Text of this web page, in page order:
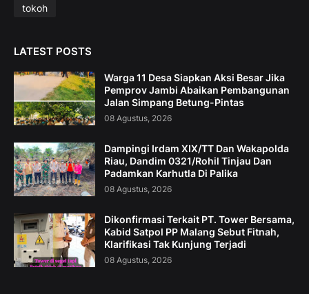
tokoh
LATEST POSTS
Warga 11 Desa Siapkan Aksi Besar Jika
Pemprov Jambi Abaikan Pembangunan
Jalan Simpang Betung-Pintas
08 Agustus, 2026
Dampingi Irdam XIX/TT Dan Wakapolda
Riau, Dandim 0321/Rohil Tinjau Dan
Padamkan Karhutla Di Palika
08 Agustus, 2026
Dikonfirmasi Terkait PT. Tower Bersama,
Kabid Satpol PP Malang Sebut Fitnah,
Klarifikasi Tak Kunjung Terjadi
08 Agustus, 2026